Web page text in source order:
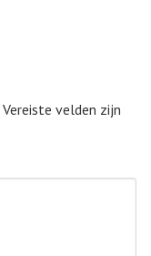
Vereiste velden zijn